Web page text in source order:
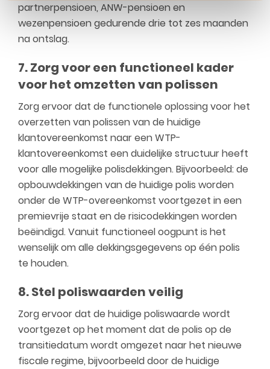
partnerpensioen, ANW-pensioen en
wezenpensioen gedurende drie tot zes maanden
na ontslag.
7. Zorg voor een functioneel kader
voor het omzetten van polissen
Zorg ervoor dat de functionele oplossing voor het
overzetten van polissen van de huidige
klantovereenkomst naar een WTP-
klantovereenkomst een duidelijke structuur heeft
voor alle mogelijke polisdekkingen. Bijvoorbeeld: de
opbouwdekkingen van de huidige polis worden
onder de WTP-overeenkomst voortgezet in een
premievrije staat en de risicodekkingen worden
beëindigd. Vanuit functioneel oogpunt is het
wenselijk om alle dekkingsgegevens op één polis
te houden.
8. Stel poliswaarden veilig
Zorg ervoor dat de huidige poliswaarde wordt
voortgezet op het moment dat de polis op de
transitiedatum wordt omgezet naar het nieuwe
fiscale regime, bijvoorbeeld door de huidige